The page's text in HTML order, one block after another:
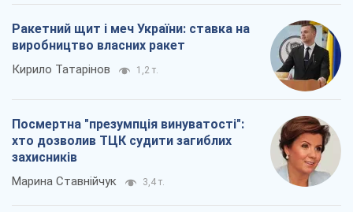
Ракетний щит і меч України: ставка на
виробництво власних ракет
Кирило Татарінов 1,2 т.
Посмертна "презумпція винуватості":
хто дозволив ТЦК судити загиблих
захисників
Марина Ставнійчук 3,4 т.